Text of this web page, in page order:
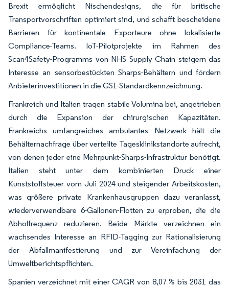
Brexit ermöglicht Nischendesigns, die für britische
Transportvorschriften optimiert sind, und schafft bescheidene
Barrieren für kontinentale Exporteure ohne lokalisierte
Compliance-Teams. IoT-Pilotprojekte im Rahmen des
Scan4Safety-Programms von NHS Supply Chain steigern das
Interesse an sensorbestückten Sharps-Behältern und fördern
Anbieterinvestitionen in die GS1-Standardkennzeichnung.
Frankreich und Italien tragen stabile Volumina bei, angetrieben
durch die Expansion der chirurgischen Kapazitäten.
Frankreichs umfangreiches ambulantes Netzwerk hält die
Behälternachfrage über verteilte Tagesklinikstandorte aufrecht,
von denen jeder eine Mehrpunkt-Sharps-Infrastruktur benötigt.
Italien steht unter dem kombinierten Druck einer
Kunststoffsteuer vom Juli 2024 und steigender Arbeitskosten,
was größere private Krankenhausgruppen dazu veranlasst,
wiederverwendbare 6-Gallonen-Flotten zu erproben, die die
Abholfrequenz reduzieren. Beide Märkte verzeichnen ein
wachsendes Interesse an RFID-Tagging zur Rationalisierung
der Abfallmanifestierung und zur Vereinfachung der
Umweltberichtspflichten.
Spanien verzeichnet mit einer CAGR von 8,07 % bis 2031 das